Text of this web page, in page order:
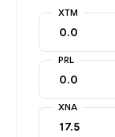
XTM
PRL
XNA